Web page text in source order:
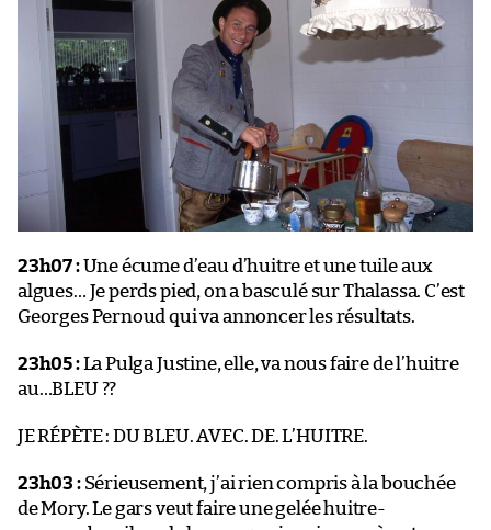
23h07 :Une écume d’eau d’huitre et une tuile aux
algues… Je perds pied, on a basculé sur Thalassa. C’est
Georges Pernoud qui va annoncer les résultats.
23h05 :La Pulga Justine, elle, va nous faire de l’huitre
au…BLEU ??
JE RÉPÈTE : DU BLEU. AVEC. DE. L’HUITRE.
23h03 :Sérieusement, j’ai rien compris à la bouchée
de Mory. Le gars veut faire une gelée huitre-